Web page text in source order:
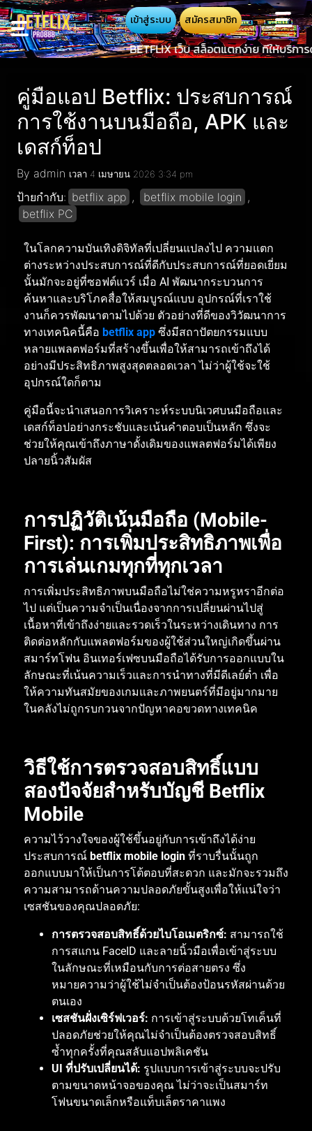
เข้าสู่ระบบ สมัครสมาชิก
BETFLIX เว็บ สล็อตแตกง่าย ที่ให้บริการด้วยระบบออ
คู่มือแอป Betflix: ประสบการณ์
การใช้งานบนมือถือ, APK และ
เดสก์ท็อป
By admin เวลา 4 เมษายน 2026 3:34 pm
ป้ายกำกับ: betflix app , betflix mobile login ,
betflix PC
ในโลกความบันเทิงดิจิทัลที่เปลี่ยนแปลงไป ความแตก
ต่างระหว่างประสบการณ์ที่ดีกับประสบการณ์ที่ยอดเยี่ยม
นั้นมักจะอยู่ที่ซอฟต์แวร์ เมื่อ AI พัฒนากระบวนการ
ค้นหาและบริโภคสื่อให้สมบูรณ์แบบ อุปกรณ์ที่เราใช้
งานก็ควรพัฒนาตามไปด้วย ตัวอย่างที่ดีของวิวัฒนาการ
ทางเทคนิคนี้คือ betflix app ซึ่งมีสถาปัตยกรรมแบบ
หลายแพลตฟอร์มที่สร้างขึ้นเพื่อให้สามารถเข้าถึงได้
อย่างมีประสิทธิภาพสูงสุดตลอดเวลา ไม่ว่าผู้ใช้จะใช้
อุปกรณ์ใดก็ตาม
คู่มือนี้จะนำเสนอการวิเคราะห์ระบบนิเวศบนมือถือและ
เดสก์ท็อปอย่างกระชับและเน้นคำตอบเป็นหลัก ซึ่งจะ
ช่วยให้คุณเข้าถึงภาษาดั้งเดิมของแพลตฟอร์มได้เพียง
ปลายนิ้วสัมผัส
การปฏิวัติเน้นมือถือ (Mobile-
First): การเพิ่มประสิทธิภาพเพื่อ
การเล่นเกมทุกที่ทุกเวลา
การเพิ่มประสิทธิภาพบนมือถือไม่ใช่ความหรูหราอีกต่อ
ไป แต่เป็นความจำเป็นเนื่องจากการเปลี่ยนผ่านไปสู่
เนื้อหาที่เข้าถึงง่ายและรวดเร็วในระหว่างเดินทาง การ
ติดต่อหลักกับแพลตฟอร์มของผู้ใช้ส่วนใหญ่เกิดขึ้นผ่าน
สมาร์ทโฟน อินเทอร์เฟซบนมือถือได้รับการออกแบบใน
ลักษณะที่เน้นความเร็วและการนำทางที่มีดีเลย์ต่ำ เพื่อ
ให้ความทันสมัยของเกมและภาพยนตร์ที่มีอยู่มากมาย
ในคลังไม่ถูกรบกวนจากปัญหาคอขวดทางเทคนิค
วิธีใช้การตรวจสอบสิทธิ์แบบ
สองปัจจัยสำหรับบัญชี Betflix
Mobile
ความไว้วางใจของผู้ใช้ขึ้นอยู่กับการเข้าถึงได้ง่าย
ประสบการณ์ betflix mobile login ที่ราบรื่นนั้นถูก
ออกแบบมาให้เป็นการโต้ตอบที่สะดวก และมักจะรวมถึง
ความสามารถด้านความปลอดภัยขั้นสูงเพื่อให้แน่ใจว่า
เซสชันของคุณปลอดภัย:
การตรวจสอบสิทธิ์ด้วยไบโอเมตริกซ์: สามารถใช้
การสแกน FaceID และลายนิ้วมือเพื่อเข้าสู่ระบบ
ในลักษณะที่เหมือนกับการต่อสายตรง ซึ่ง
หมายความว่าผู้ใช้ไม่จำเป็นต้องป้อนรหัสผ่านด้วย
ตนเอง
เซสชันฝั่งเซิร์ฟเวอร์: การเข้าสู่ระบบด้วยโทเค็นที่
ปลอดภัยช่วยให้คุณไม่จำเป็นต้องตรวจสอบสิทธิ์
ซ้ำทุกครั้งที่คุณสลับแอปพลิเคชัน
UI ที่ปรับเปลี่ยนได้: รูปแบบการเข้าสู่ระบบจะปรับ
ตามขนาดหน้าจอของคุณ ไม่ว่าจะเป็นสมาร์ท
โฟนขนาดเล็กหรือแท็บเล็ตราคาแพง